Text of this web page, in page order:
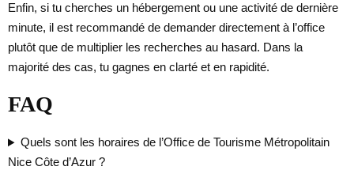
Enfin, si tu cherches un hébergement ou une activité de dernière
minute, il est recommandé de demander directement à l’office
plutôt que de multiplier les recherches au hasard. Dans la
majorité des cas, tu gagnes en clarté et en rapidité.
FAQ
Quels sont les horaires de l’Office de Tourisme Métropolitain
Nice Côte d’Azur ?